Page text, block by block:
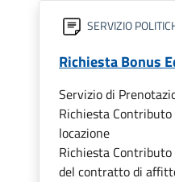
SERVIZIO
Richiesta Bonus
Servizio di
Richiesta
locazione
Richiesta
del contratto di